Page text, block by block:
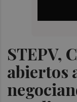
STEPV,
abiertos